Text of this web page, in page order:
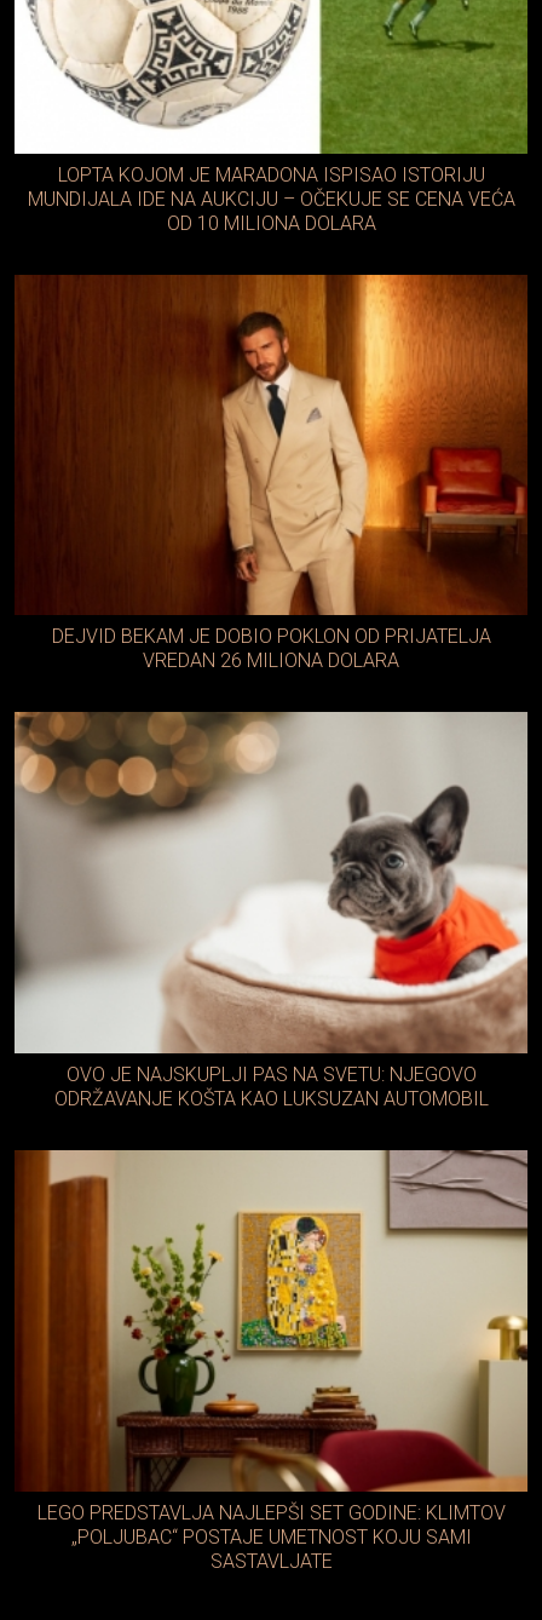
LOPTA KOJOM JE MARADONA ISPISAO ISTORIJU
MUNDIJALA IDE NA AUKCIJU – OČEKUJE SE CENA VEĆA
OD 10 MILIONA DOLARA
DEJVID BEKAM JE DOBIO POKLON OD PRIJATELJA
VREDAN 26 MILIONA DOLARA
OVO JE NAJSKUPLJI PAS NA SVETU: NJEGOVO
ODRŽAVANJE KOŠTA KAO LUKSUZAN AUTOMOBIL
LEGO PREDSTAVLJA NAJLEPŠI SET GODINE: KLIMTOV
„POLJUBAC“ POSTAJE UMETNOST KOJU SAMI
SASTAVLJATE